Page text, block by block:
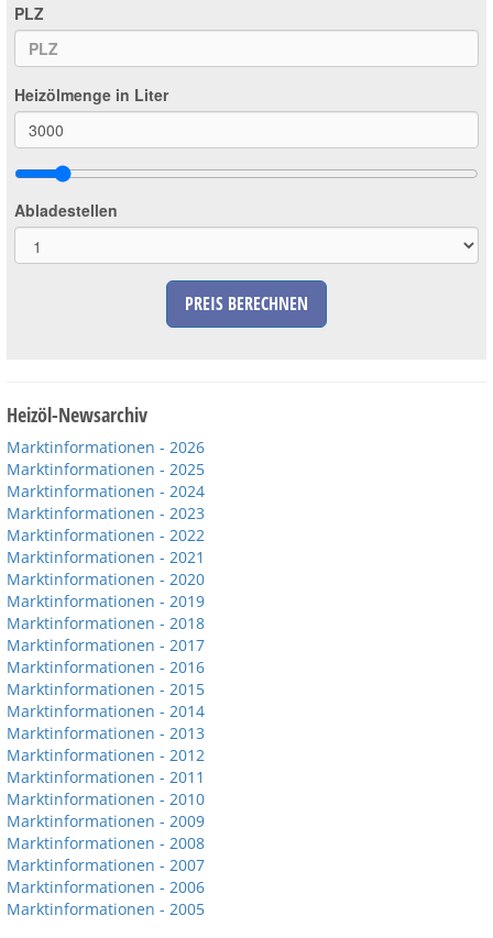
PLZ
Heizölmenge in Liter
Abladestellen
PREIS BERECHNEN
Heizöl-Newsarchiv
Marktinformationen - 2026
Marktinformationen - 2025
Marktinformationen - 2024
Marktinformationen - 2023
Marktinformationen - 2022
Marktinformationen - 2021
Marktinformationen - 2020
Marktinformationen - 2019
Marktinformationen - 2018
Marktinformationen - 2017
Marktinformationen - 2016
Marktinformationen - 2015
Marktinformationen - 2014
Marktinformationen - 2013
Marktinformationen - 2012
Marktinformationen - 2011
Marktinformationen - 2010
Marktinformationen - 2009
Marktinformationen - 2008
Marktinformationen - 2007
Marktinformationen - 2006
Marktinformationen - 2005